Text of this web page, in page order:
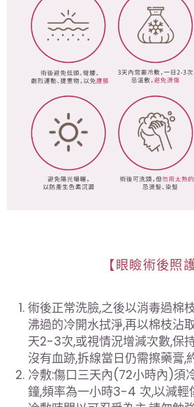
【眼瞼術後照護
術後正常洗臉,之後以消毒過棉
沸過的冷開水拭淨,再以棉枝沾
天2-3次,或視情況增減次數,保
沒有血跡,拆線當日仍需擦藥膏,
冷敷:傷口三天內(72小時內)須
鐘,頻率為一小時3-4 次,以減輕